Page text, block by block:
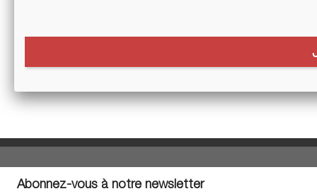
Abonnez-vous à notre newsletter